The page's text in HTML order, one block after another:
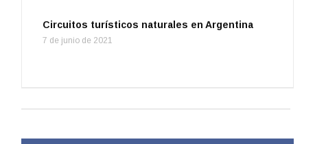
Circuitos turísticos naturales en Argentina
7 de junio de 2021